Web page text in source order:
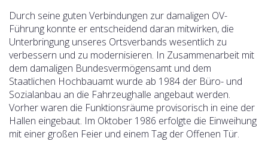
Durch seine guten Verbindungen zur damaligen OV-
Führung konnte er entscheidend daran mitwirken, die
Unterbringung unseres Ortsverbands wesentlich zu
verbessern und zu modernisieren. In Zusammenarbeit mit
dem damaligen Bundesvermögensamt und dem
Staatlichen Hochbauamt wurde ab 1984 der Büro- und
Sozialanbau an die Fahrzeughalle angebaut werden.
Vorher waren die Funktionsräume provisorisch in eine der
Hallen eingebaut. Im Oktober 1986 erfolgte die Einweihung
mit einer großen Feier und einem Tag der Offenen Tür.